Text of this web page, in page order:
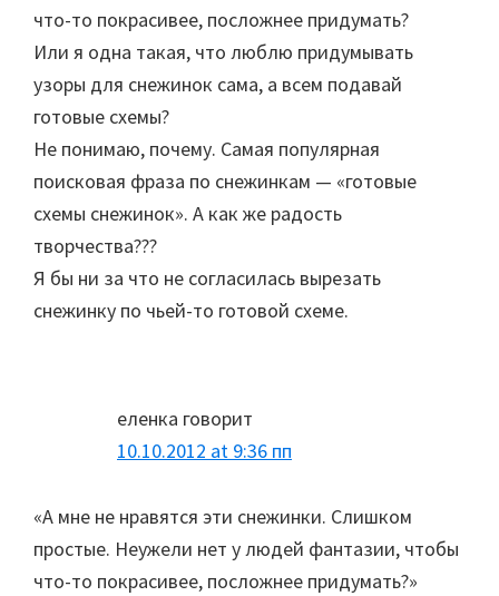
что-то покрасивее, посложнее придумать?
Или я одна такая, что люблю придумывать
узоры для снежинок сама, а всем подавай
готовые схемы?
Не понимаю, почему. Самая популярная
поисковая фраза по снежинкам — «готовые
схемы снежинок». А как же радость
творчества???
Я бы ни за что не согласилась вырезать
снежинку по чьей-то готовой схеме.
еленка говорит
10.10.2012 at 9:36 пп
«А мне не нравятся эти снежинки. Слишком
простые. Неужели нет у людей фантазии, чтобы
что-то покрасивее, посложнее придумать?»